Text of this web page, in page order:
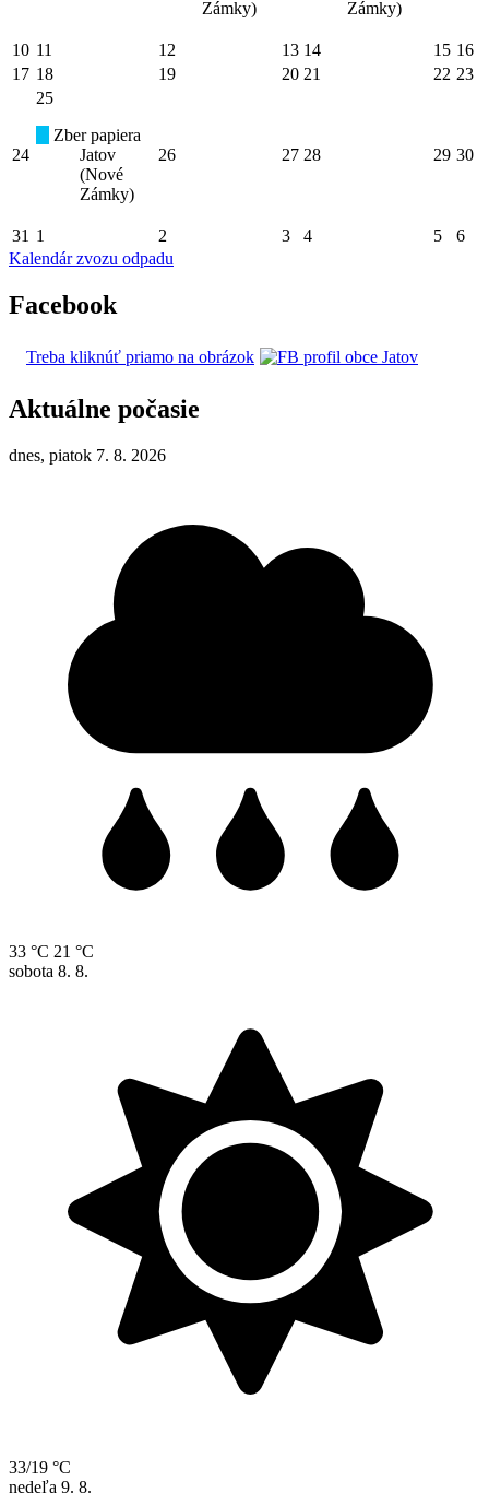
Zámky) Zámky)
10 11 12 13 14 15 16
17 18 19 20 21 22 23
24
25
Zber papiera
Jatov
(Nové
Zámky)
26 27 28 29 30
31 1 2 3 4 5
6
Kalendár zvozu odpadu
Facebook
Treba kliknúť priamo na obrázok
Aktuálne počasie
dnes, piatok 7. 8. 2026
33 °C 21 °C
sobota 8. 8.
33/19 °C
nedeľa 9. 8.